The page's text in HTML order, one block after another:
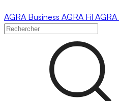
AGRA Business AGRA Fil AGRA